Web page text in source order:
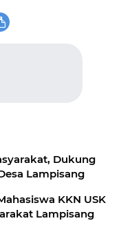
Dukung
Lampisang
KKN USK
Lampisang